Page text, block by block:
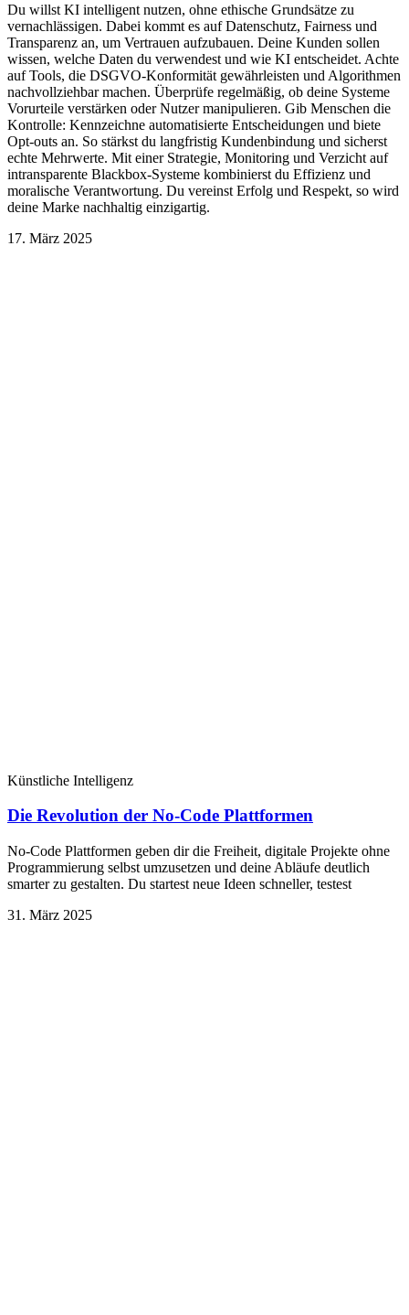
Du willst KI intelligent nutzen, ohne ethische Grundsätze zu
vernachlässigen. Dabei kommt es auf Datenschutz, Fairness und
Transparenz an, um Vertrauen aufzubauen. Deine Kunden sollen
wissen, welche Daten du verwendest und wie KI entscheidet. Achte
auf Tools, die DSGVO-Konformität gewährleisten und Algorithmen
nachvollziehbar machen. Überprüfe regelmäßig, ob deine Systeme
Vorurteile verstärken oder Nutzer manipulieren. Gib Menschen die
Kontrolle: Kennzeichne automatisierte Entscheidungen und biete
Opt-outs an. So stärkst du langfristig Kundenbindung und sicherst
echte Mehrwerte. Mit einer Strategie, Monitoring und Verzicht auf
intransparente Blackbox-Systeme kombinierst du Effizienz und
moralische Verantwortung. Du vereinst Erfolg und Respekt, so wird
deine Marke nachhaltig einzigartig.
17. März 2025
Künstliche Intelligenz
Die Revolution der No-Code Plattformen
No-Code Plattformen geben dir die Freiheit, digitale Projekte ohne
Programmierung selbst umzusetzen und deine Abläufe deutlich
smarter zu gestalten. Du startest neue Ideen schneller, testest
31. März 2025